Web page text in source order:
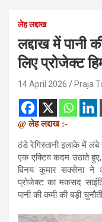
लेह लद्दाख
लद्दाख में पानी
लिए प्रोजेक्ट
14 April 2026 Praja
@ लेह लद्दाख :-
ठंडे रेगिस्तानी इलाके में
एक एक्टिव कदम उठाते
विनय कुमार सक्सेना ने
प्रोजेक्ट का मकसद
पानी की कमी की बड़ी